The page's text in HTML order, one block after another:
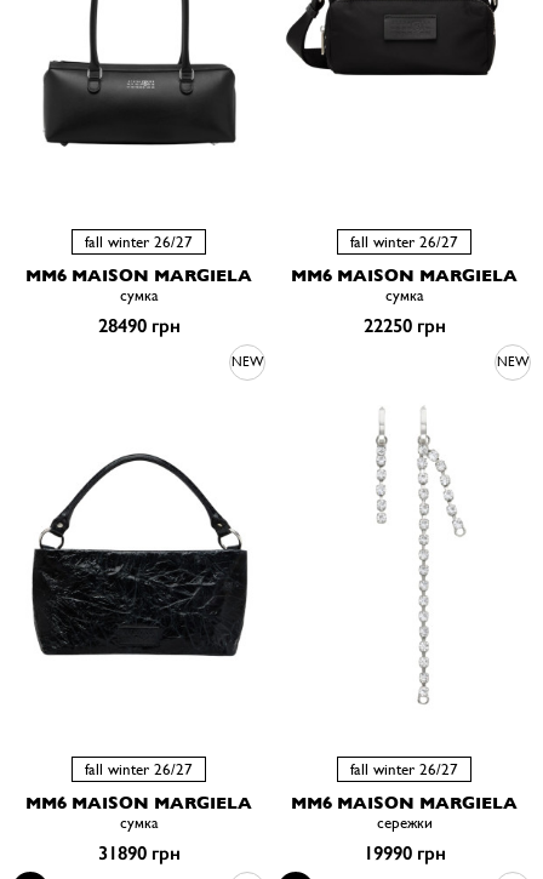
fall winter 26/27
MM6 MAISON MARGIELA
сумка
28490 грн
fall winter 26/27
MM6 MAISON MARGIELA
сумка
22250 грн
NEW
fall winter 26/27
MM6 MAISON MARGIELA
сумка
31890 грн
NEW
fall winter 26/27
MM6 MAISON MARGIELA
сережки
19990 грн